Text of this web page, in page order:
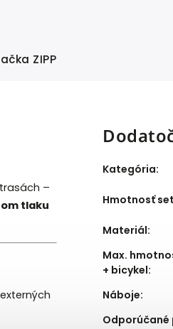
ZIPP
–
tlaku
Kategória:
Hmotnosť
Materiál:
Max.
+ bicykel:
Náboje:
Odporúčané